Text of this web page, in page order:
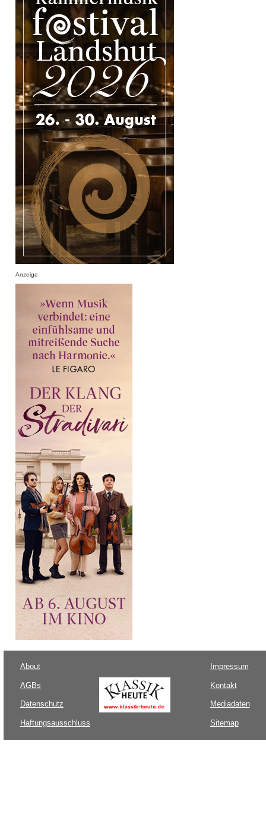
Anzeige
About
AGBs
Datenschutz
Haftungsausschluss
Impressum
Kontakt
Mediadaten
Sitemap